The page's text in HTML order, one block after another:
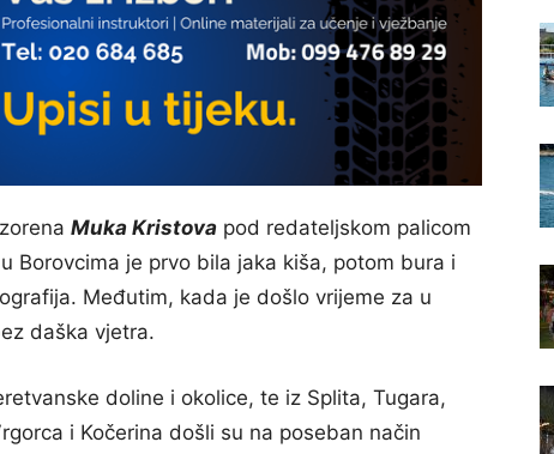
Muka Kristova pod redateljskom palicom
Borovcima je prvo bila jaka kiša, potom bura i
Međutim, kada je došlo vrijeme za u
daška vjetra.
doline i okolice, te iz Splita, Tugara,
i Kočerina došli su na poseban način